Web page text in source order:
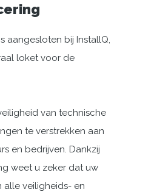
aangesloten bij InstallQ,
loket voor de
van technische
te verstrekken aan
en bedrijven. Dankzij
weet u zeker dat uw
alle veiligheids- en